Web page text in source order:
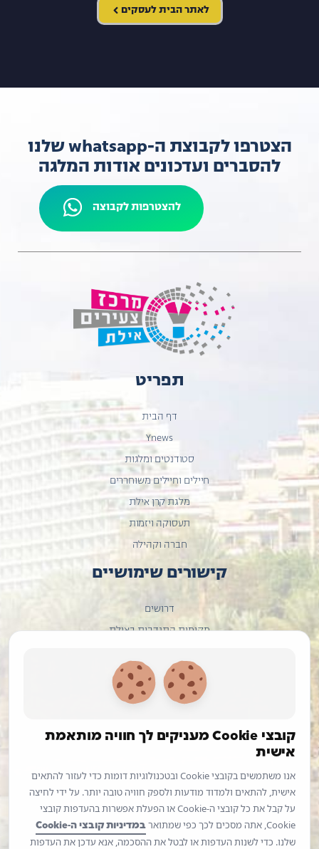
לאתר הבית לעסקים
הצטרפו לקבוצת ה-whatsapp שלנו
להסברים ועדכונים אודות המלגה
להצטרפות לקבוצה
תפריט
דף הבית
Ynews
סטודנטים ומלגות
חיילים וחיילים משוחררים
מלגת קרן אילת
תעסוקה ויזמות
חברה וקהילה
קישורים שימושיים
דרושים
מקומות התנדבות באילת
אתר העירייה
הבית לעסקים
מרכז צעירים אילת הוא הכתובת המרכזית והאיכותית של עיריית
ופועל במטרה ללוות ולסייע לכל צעיר בתהליך קבלת ההחלטות
ובתכנון המסלול האישי של כל צעירה וצעיר.
קובצי Cookie מעניקים לך חוויה מותאמת
אישית
אנו משתמשים בקובצי Cookie ובטכנולוגיות דומות כדי לעזור להתאים
אישית, להתאים ולמדוד מודעות ולספק חוויה טובה יותר. על ידי לחיצה
על קבל את כל קובצי ה-Cookie או הפעלת אפשרות בהעדפות קובצי
Cookie, אתה מסכים לכך כפי שמתואר
במדיניות קובצי ה-Cookie
שלנו. כדי לשנות העדפות או לבטל את ההסכמה, אנא עדכן את העדפות